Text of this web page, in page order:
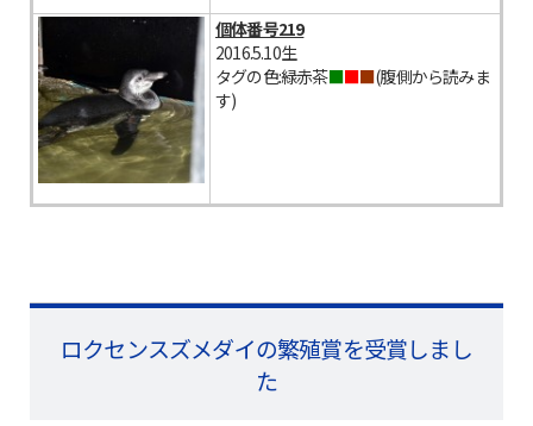
個体番号219
2016.5.10生
タグの色:緑赤茶■■■(腹側から読みま
す)
ロクセンスズメダイの繁殖賞を受賞しまし
た